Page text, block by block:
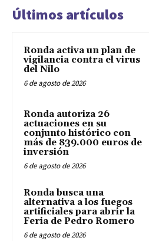
Últimos artículos
Ronda activa un plan de
vigilancia contra el virus
del Nilo
6 de agosto de 2026
Ronda autoriza 26
actuaciones en su
conjunto histórico con
más de 839.000 euros de
inversión
6 de agosto de 2026
Ronda busca una
alternativa a los fuegos
artificiales para abrir la
Feria de Pedro Romero
6 de agosto de 2026